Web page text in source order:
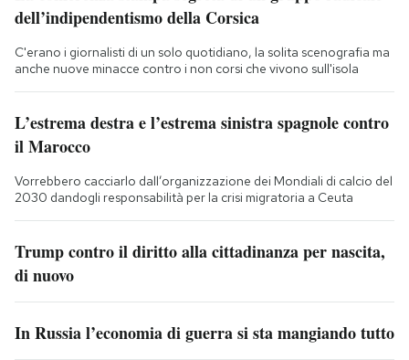
dell’indipendentismo della Corsica
C'erano i giornalisti di un solo quotidiano, la solita scenografia ma
anche nuove minacce contro i non corsi che vivono sull'isola
L’estrema destra e l’estrema sinistra spagnole contro
il Marocco
Vorrebbero cacciarlo dall’organizzazione dei Mondiali di calcio del
2030 dandogli responsabilità per la crisi migratoria a Ceuta
Trump contro il diritto alla cittadinanza per nascita,
di nuovo
In Russia l’economia di guerra si sta mangiando tutto